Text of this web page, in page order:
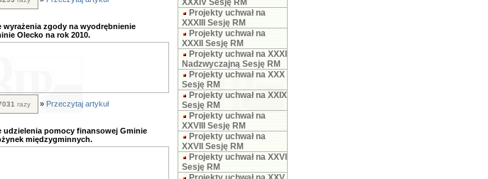
wyrażenia zgody na wyodrębnienie
Olecko na rok 2010.
razy » Przeczytaj artykuł
udzielenia pomocy finansowej Gminie
międzygminnych.
XXXIV Sesję RM
Projekty uchwał na
XXXIII Sesję RM
Projekty uchwał na
XXXII Sesję RM
Projekty uchwał na XXXI
Nadzwyczajną Sesję RM
Projekty uchwał na XXX
Sesję RM
Projekty uchwał na XXIX
Sesję RM
Projekty uchwał na
XXVIII Sesję RM
Projekty uchwał na
XXVII Sesję RM
Projekty uchwał na XXVI
Sesję RM